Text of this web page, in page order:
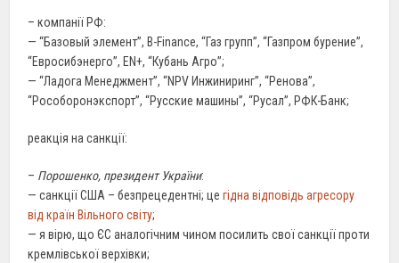
– компанії РФ:
— “Базовый элемент”, B-Finance, “Газ групп”, “Газпром бурение”,
“Евросибэнерго”, EN+, “Кубань Агро”;
— “Ладога Менеджмент”, “NPV Инжиниринг”, “Ренова”,
“Рособоронэкспорт”, “Русские машины”, “Русал”, РФК-Банк;
реакція на санкції:
– Порошенко, президент України:
— санкції США – безпрецедентні; цегідна відповідь агресору
від країн Вільного світу;
— я вірю, що ЄС аналогічним чином посилить свої санкції проти
кремлівської верхівки;